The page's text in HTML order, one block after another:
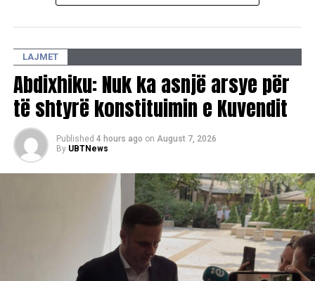
një zgjidhjeje, ndërsa shprehu keqardhje se procesi po
“Qëllimi i LDK ka qenë të gjendet zgjidhja, jo të merremi
kush kë po e mund, po e mashtron, po e vonon. Në këtë
pikë me keqardhje them se jemi në rrugë që nuk jep
zgjidhje afatgjate”, u shpreh ai.
Lideri i LDK-së bëri me dije se partia e tij ka kërkuar që ta
propozojë emrin për postin e presidentit.
“Është çështja e presidentit. LDK ka kërkuar që presidenti
të propozohet nga LDK, natyrisht që emrat të diskutohen
me partnerët dhe në këtë pikë nuk kemi pasur dakordancë.
Oferta e dhjetorit që LDK të merr jo kryetarit e Kuvendit,
por zvkryeministrin dhe disa ministri nuk është e
LAJMET
Abdixhiku: Nuk ka asnjë arsye për
të shtyrë konstituimin e Kuvendit
Published 4 hours ago on August 7, 2026
By UBTNews